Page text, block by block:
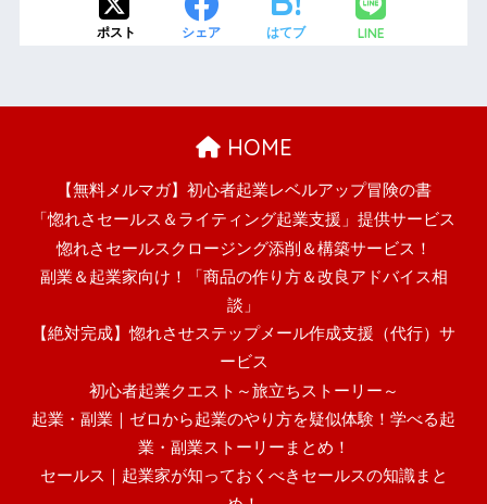
ポスト シェア はてブ LINE
HOME
【無料メルマガ】初心者起業レベルアップ冒険の書
「惚れさセールス＆ライティング起業支援」提供サービス
惚れさセールスクロージング添削＆構築サービス！
副業＆起業家向け！「商品の作り方＆改良アドバイス相
談」
【絶対完成】惚れさせステップメール作成支援（代行）サ
ービス
初心者起業クエスト～旅立ちストーリー～
起業・副業｜ゼロから起業のやり方を疑似体験！学べる起
業・副業ストーリーまとめ！
セールス｜起業家が知っておくべきセールスの知識まと